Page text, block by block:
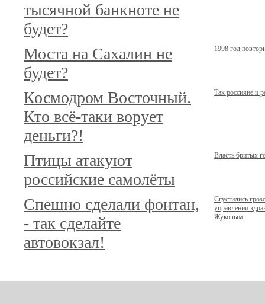
тысячной банкноте не
будет?
Моста на Сахалин не
будет?
1998 год
Космодром Восточный.
Кто всё-таки ворует
деньги?!
Так россияне и
Птицы атакуют
российские самолёты
Власть бритых
Спешно сделали фонтан,
- так сделайте
автовокзал!
Сгустились
управления
Жуковым